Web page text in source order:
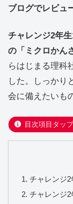
ブログでレビュ
チャレンジ2年
の「ミクロかん
らはじまる理科
した。しっかり
会に備えたいも
目次項目タッ
チャレンジ2
チャレンジ